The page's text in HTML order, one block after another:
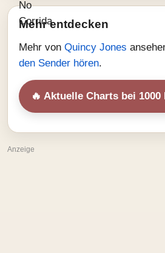
Mehr entdecken
Mehr von Quincy Jones
den Sender hören.
🔥 Aktuelle Charts bei
Anzeige